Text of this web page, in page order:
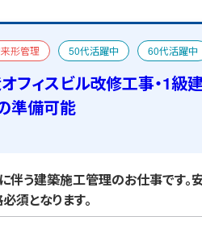
来形管理 50代活躍中 60代活躍中
技士 おすすめ求人 一級建築士
フィスビル改修工事・1
準備可能
う建築施工管理のお仕事です
須となります。